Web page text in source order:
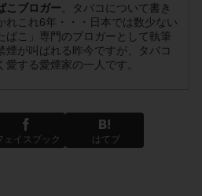
こブロガー 。タバコについて書き
れこれ6年・・・日本では数少ない
ばこ」専門のブロガーとして執筆
煙が叫ばれる昨今ですが、タバコ
愛する愛煙家の一人です。
ェイスブック はてブ